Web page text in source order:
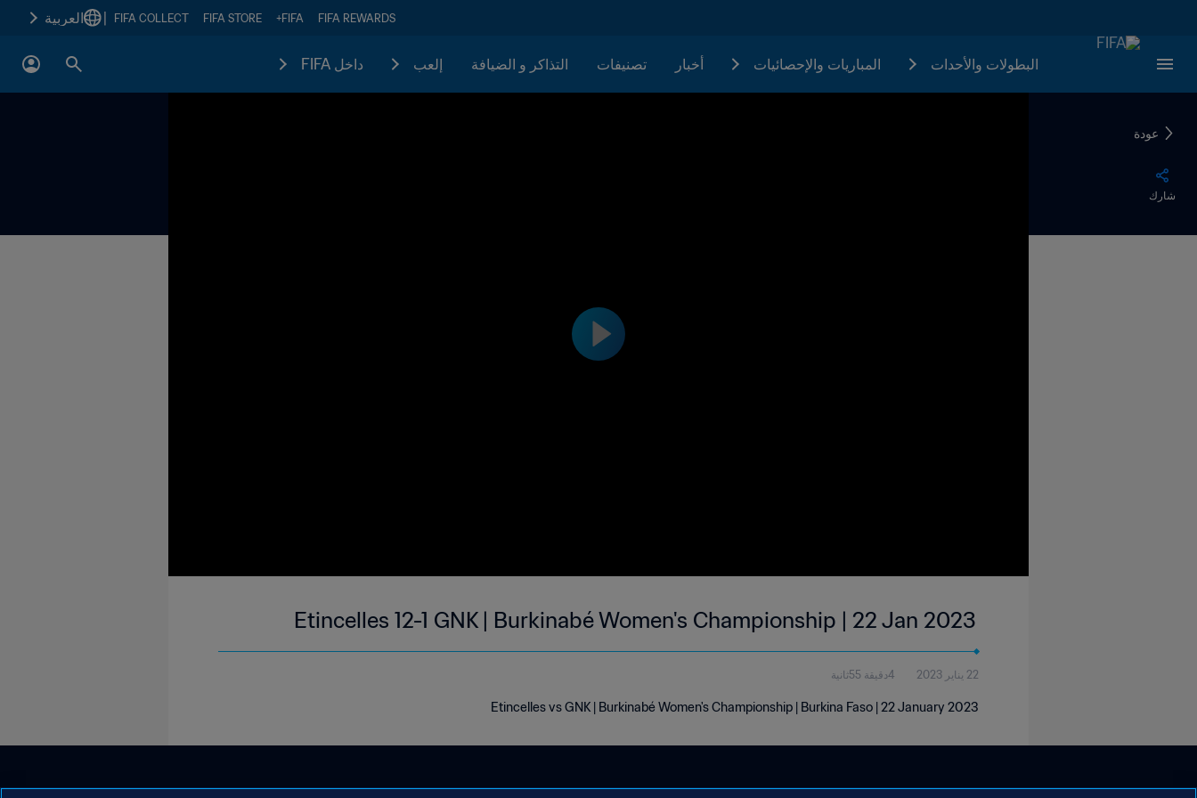
FIFA REWARDS
FIFA+
FIFA STORE
FIFA COLLECT العربية
البطولات والأحدات المباريات والإحصائيات أخبار تصنيفات التذاكر و الضيافة إلعب داخل FIFA
عودة
شارك
Etincelles 12-1 GNK | Burkinabé Women's Championship | 22 Jan 2023
22 يناير 2023 4دقيقة 55ثانية
Etincelles vs GNK | Burkinabé Women's Championship | Burkina Faso | 22 January 2023